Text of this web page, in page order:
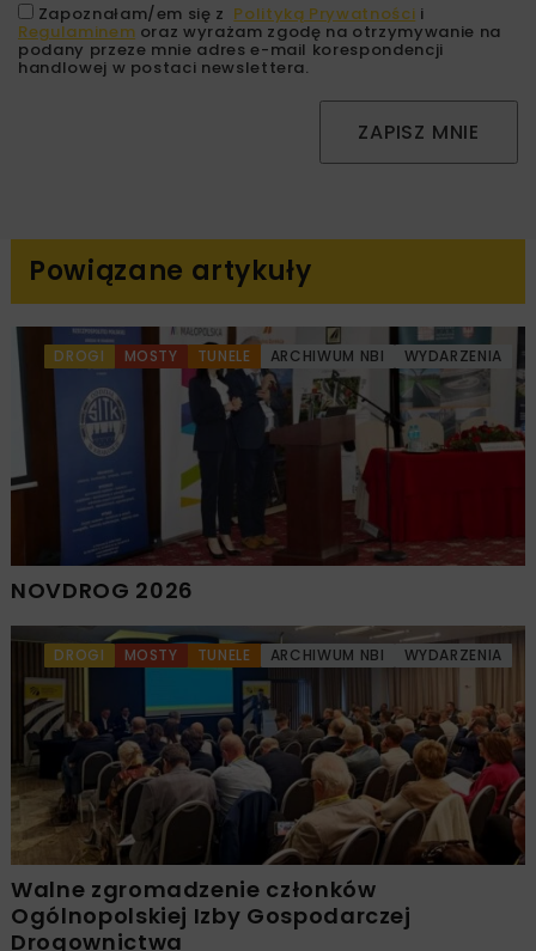
Zapoznałam/em się z Polityką Prywatności i
Regulaminem oraz wyrażam zgodę na otrzymywanie na
podany przeze mnie adres e-mail korespondencji
handlowej w postaci newslettera.
ZAPISZ MNIE
Powiązane artykuły
DROGI MOSTY TUNELE ARCHIWUM NBI WYDARZENIA
NOVDROG 2026
DROGI MOSTY TUNELE ARCHIWUM NBI WYDARZENIA
Walne zgromadzenie członków
Ogólnopolskiej Izby Gospodarczej
Drogownictwa